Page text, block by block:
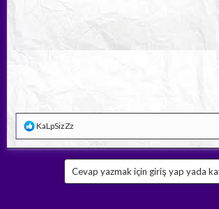
T
e
p
KaLpSizZz
Cevap yazmak için giriş yap yada